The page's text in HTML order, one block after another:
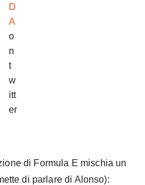
D
A
o
n
t
w
itt
er
di Formula E mischia un
di parlare di Alonso):